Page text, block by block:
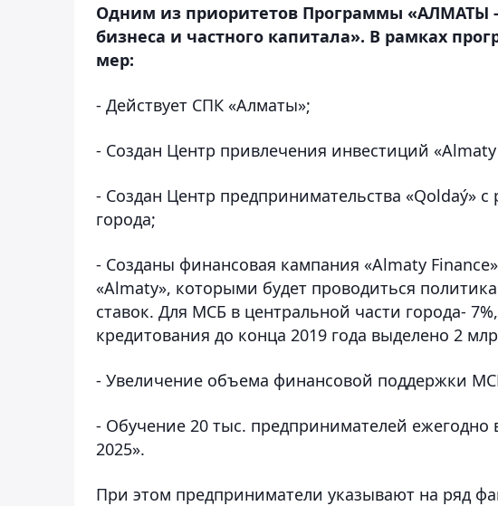
Одним из приоритетов Программы «АЛМАТЫ -
бизнеса и частного капитала». В рамках
мер:
- Действует СПК «Алматы»;
- Создан Центр привлечения инвестиций
- Cоздан Центр предпринимательства «Qoldaý»
города;
- Созданы финансовая кампания «Almaty
«Almaty», которыми будет проводиться
ставок. Для МСБ в центральной части города-
кредитования до конца 2019 года выделено 2
- Увеличение объема финансовой поддержки
- Обучение 20 тыс. предпринимателей
2025».
При этом предприниматели указывают на ряд